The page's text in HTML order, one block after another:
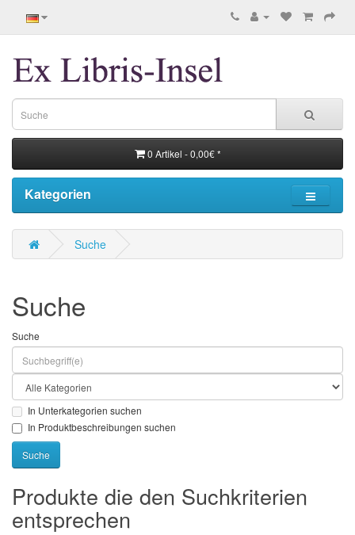
0 Artikel - 0,00€ *
Kategorien
Suche
Suche
Suche
In Unterkategorien suchen
In Produktbeschreibungen suchen
Produkte die den Suchkriterien
entsprechen